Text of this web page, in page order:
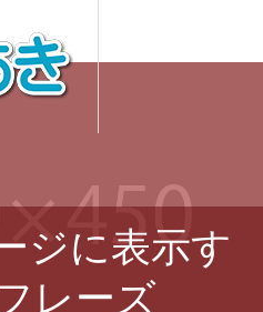
ジに表示す
レーズ